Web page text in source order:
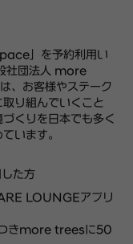
」を予約利用い
社団法人 more
、お客様やステーク
り組んでいくこと
くりを日本でも多く
います。
た方
LOUNGEアプリ
つきmore treesに50